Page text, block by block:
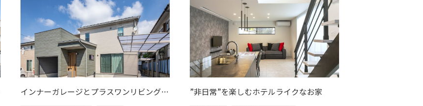
暮らす くつろぎの和空間 趣味を重視！ サンクン
小上り
かわいいおうち アクセントクロス ペットも快適
吹き抜け
お子さんも楽しい 子育て 書斎 ２階建て 3人家族
４人家族
ウォークインクローゼット ウォークスルークローゼット
カフェ風
シアタールーム スキップフロア スケルトン階段
ヌック
ホームジム リフォーム ルンバ基地
吹抜け
インナーガレージとプラスワンリビング
”非日常”を楽しむホテルライクなお家